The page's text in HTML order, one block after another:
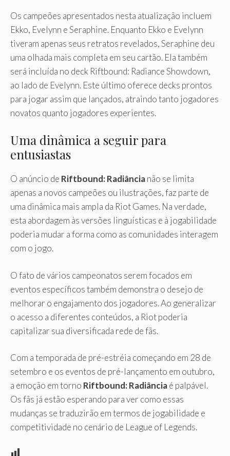
Os campeões apresentados nesta atualização incluem
Ekko, Evelynn e Seraphine. Enquanto Ekko e Evelynn
tiveram apenas seus retratos revelados, Seraphine deu
uma olhada mais completa em seu cartão. Ela também
será incluída no deck Riftbound: Radiance Showdown,
ao lado de Evelynn. Este último oferece decks prontos
para jogar assim que lançados, atraindo tanto jogadores
novatos quanto jogadores experientes.
Uma dinâmica a seguir para
entusiastas
O anúncio de Riftbound: Radiâncianão se limita
apenas a novos campeões ou ilustrações, faz parte de
uma dinâmica mais ampla da Riot Games. Na verdade,
esta abordagem às versões linguísticas e à jogabilidade
poderia mudar a forma como as comunidades interagem
com o jogo.
O fato de vários campeonatos serem focados em
eventos específicos também demonstra o desejo de
melhorar o engajamento dos jogadores. Ao generalizar
o acesso a diferentes conteúdos, a Riot poderia
capitalizar sua diversificada rede de fãs.
Com a temporada de pré-estréia começando em 28 de
setembro e os eventos de pré-lançamento em outubro,
a emoção em torno Riftbound: Radiânciaé palpável.
Os fãs já estão esperando para ver como essas
mudanças se traduzirão em termos de jogabilidade e
competitividade no cenário de League of Legends.